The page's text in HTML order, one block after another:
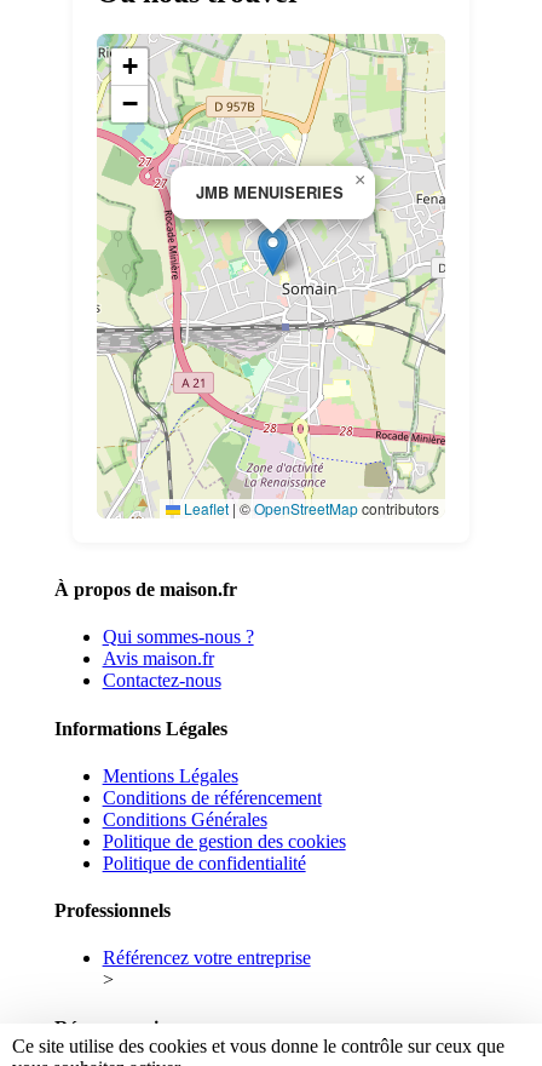
JMB MENUISERIES
×
+
−
Leaflet | ©OpenStreetMapcontributors
À propos de maison.fr
Qui sommes-nous ?
Avis maison.fr
Contactez-nous
Informations Légales
Mentions Légales
Conditions de référencement
Conditions Générales
Politique de gestion des cookies
Politique de confidentialité
Professionnels
Référencez votre entreprise
>
Réseaux sociaux
Ce site utilise des cookies et vous donne le contrôle sur ceux que